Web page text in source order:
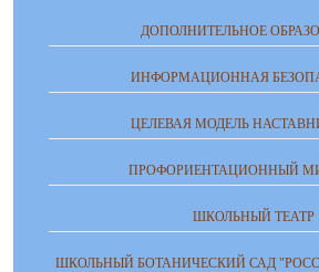
ДОПОЛНИТЕЛЬНОЕ
ИНФОРМАЦИОННАЯ
ЦЕЛЕВАЯ МОДЕЛЬ
ПРОФОРИЕНТАЦИОННЫЙ
ШКОЛЬНЫЙ ТЕАТР
ШКОЛЬНЫЙ БОТАНИЧЕСКИЙ САД